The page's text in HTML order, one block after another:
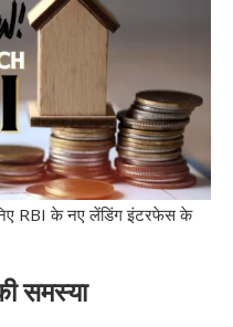
करें?
RBI के नए लेंडिंग इंटरफेस के
समस्या